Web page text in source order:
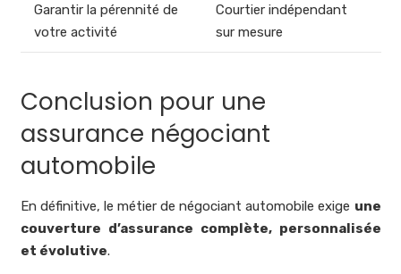
Garantir la pérennité de
votre activité
Courtier indépendant
sur mesure
Conclusion pour une
assurance négociant
automobile
En définitive, le métier de négociant automobile exige une
couverture d’assurance complète, personnalisée
et évolutive.